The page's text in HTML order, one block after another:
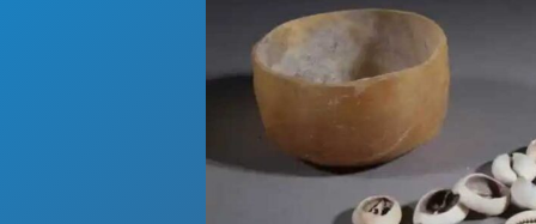
Marabout
Benin